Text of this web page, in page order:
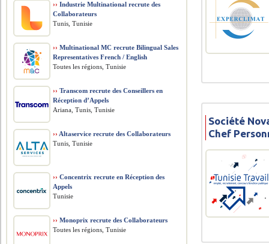
Société
Chef
›› Industrie Multinational recrute des
Collaborateurs
Tunis, Tunisie
›› Multinational MC recrute Bilingual Sales
Representatives French / English
Toutes les régions, Tunisie
›› Transcom recrute des Conseillers en
Réception d’Appels
Ariana, Tunis, Tunisie
›› Altaservice recrute des Collaborateurs
Tunis, Tunisie
›› Concentrix recrute en Réception des
Appels
Tunisie
›› Monoprix recrute des Collaborateurs
Toutes les régions, Tunisie